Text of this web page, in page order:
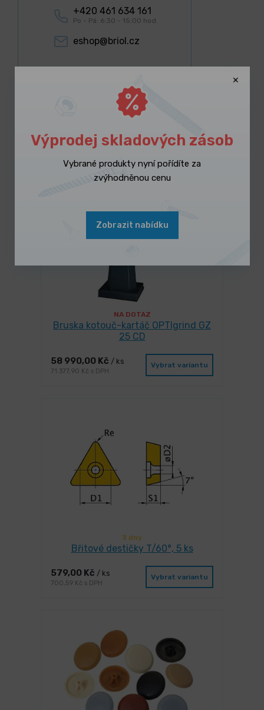
+420 461 634 161
Po - Pá: 6:30 - 15:00 hod.
eshop@briol.cz
Lidé k tomuto produktu nejčastěji
NA DOTAZ
Bruska kotouč-kartáč OPTIgrind GZ
25 CD
58 990,00 Kč / ks
71 377,90 Kč s DPH
Vybrat variantu
3 dny
Břitové destičky T/60°, 5 ks
579,00 Kč / ks
700,59 Kč s DPH
Vybrat variantu
Výprodej skladových zásob
Vybrané produkty nyní pořídíte za
zvýhodněnou cenu
Zobrazit nabídku